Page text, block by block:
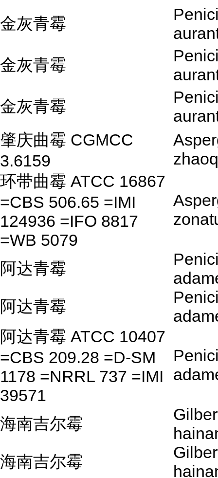
金灰青霉
金灰青霉
金灰青霉
肇庆曲霉 CGMCC
3.6159
环带曲霉 ATCC 16867
=CBS 506.65 =IMI
124936 =IFO 8817
=WB 5079
阿达青霉
阿达青霉
阿达青霉 ATCC 10407
=CBS 209.28 =D-SM
1178 =NRRL 737 =IMI
39571
海南吉尔霉
海南吉尔霉